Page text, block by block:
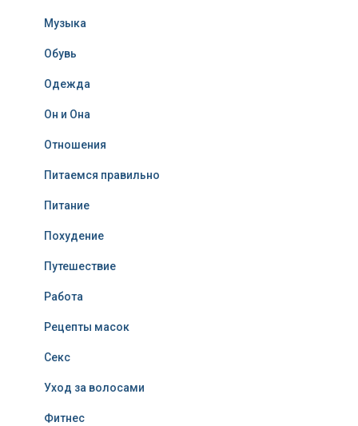
Музыка
Обувь
Одежда
Он и Она
Отношения
Питаемся правильно
Питание
Похудение
Путешествие
Работа
Рецепты масок
Секс
Уход за волосами
Фитнес